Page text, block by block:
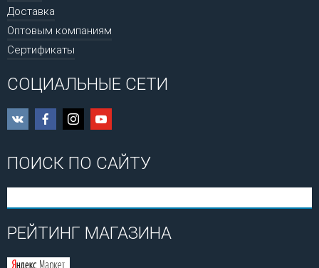
Доставка
Оптовым компаниям
Сертификаты
СОЦИАЛЬНЫЕ СЕТИ
ПОИСК ПО САЙТУ
РЕЙТИНГ МАГАЗИНА